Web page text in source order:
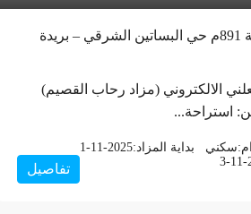
الالكتروني (مزاد رحاب القصيم)
استراحة...
سكني بداية المزاد:1-11-2025
3-11- تفاصيل